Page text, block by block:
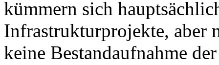
kümmern sich
Infrastrukturprojekte, aber
keine Bestandaufnahme